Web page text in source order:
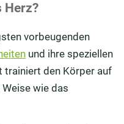
Herz?
vorbeugenden
und ihre speziellen
trainiert den Körper auf
wie das